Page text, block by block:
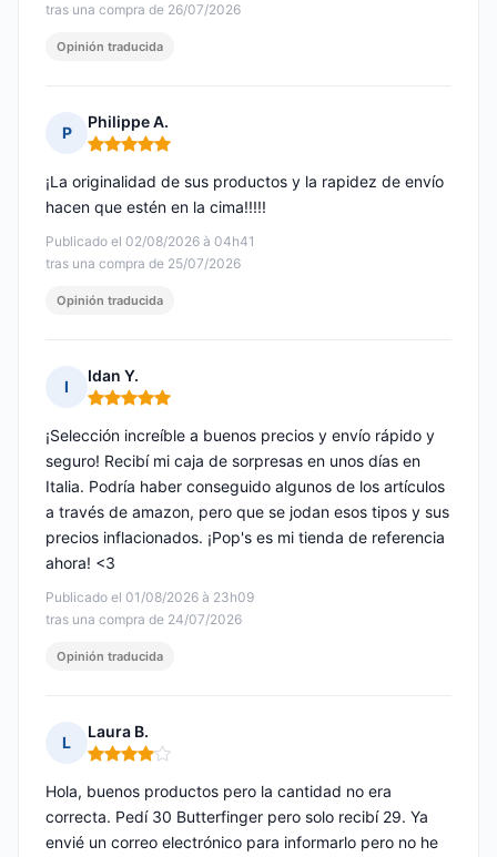
tras una compra de 26/07/2026
Opinión traducida
P
Philippe A.
Nota: 5 de 5
Publicado el 02/08/2026 à 04h41
tras una compra de 25/07/2026
¡La originalidad de sus productos y la rapidez de envío
hacen que estén en la cima!!!!!
Opinión traducida
I
Idan Y.
Nota: 5 de 5
Publicado el 01/08/2026 à 23h09
tras una compra de 24/07/2026
¡Selección increíble a buenos precios y envío rápido y
seguro! Recibí mi caja de sorpresas en unos días en
Italia. Podría haber conseguido algunos de los artículos
a través de amazon, pero que se jodan esos tipos y sus
precios inflacionados. ¡Pop's es mi tienda de referencia
ahora! <3
Opinión traducida
L
Laura B.
Nota: 4 de 5
Hola, buenos productos pero la cantidad no era
correcta. Pedí 30 Butterfinger pero solo recibí 29. Ya
envié un correo electrónico para informarlo pero no he